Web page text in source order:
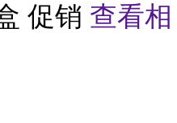
促销 查看相